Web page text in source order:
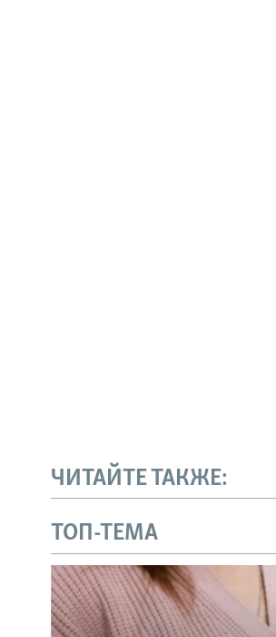
ЧИТАЙТЕ ТАКЖЕ:
ТОП-ТЕМА